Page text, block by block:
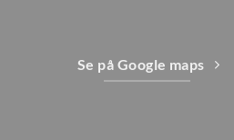
Se på Google maps